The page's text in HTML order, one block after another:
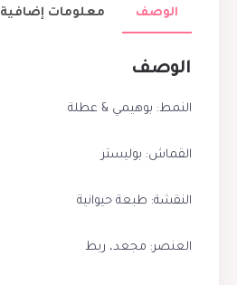
الوصف معلومات إضافية
الوصف
النمط: بوهيمي & عطلة
القماش: بوليستر
النقشة: طبعة حيوانية
العنصر: مجعد، ربط